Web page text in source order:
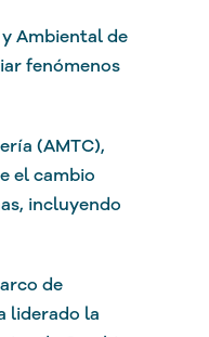
Ambiental de
fenómenos
(AMTC),
el cambio
incluyendo
de
liderado la